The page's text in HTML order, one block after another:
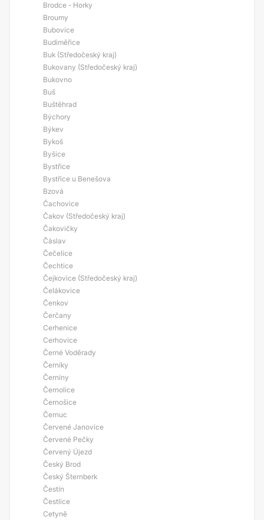
Brodce - Horky
Broumy
Bubovice
Budiměřice
Buk (Středočeský kraj)
Bukovany (Středočeský kraj)
Bukovno
Buš
Buštěhrad
Býchory
Býkev
Bykoš
Byšice
Bystřice
Bystřice u Benešova
Bzová
Čachovice
Čakov (Středočeský kraj)
Čakovičky
Čáslav
Čečelice
Čechtice
Čejkovice (Středočeský kraj)
Čelákovice
Čenkov
Čerčany
Cerhenice
Cerhovice
Černé Voděrady
Černíky
Černíny
Černolice
Černošice
Černuc
Červené Janovice
Červené Pečky
Červený Újezd
Český Brod
Český Šternberk
Čestín
Čestlice
Cetyně